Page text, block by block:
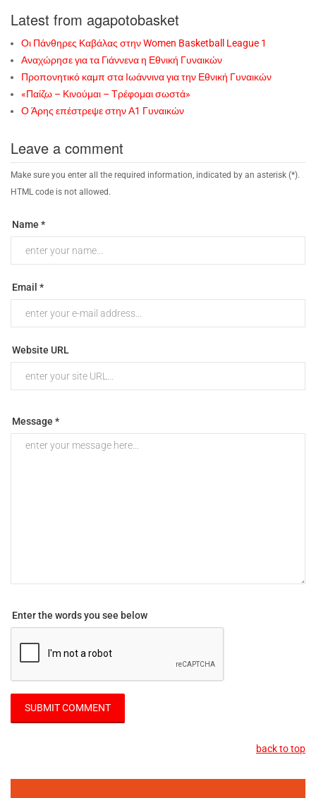
Latest from agapotobasket
Οι Πάνθηρες Καβάλας στην Women Basketball League 1
Αναχώρησε για τα Γιάννενα η Εθνική Γυναικών
Προπονητικό καμπ στα Ιωάννινα για την Εθνική Γυναικών
«Παίζω – Κινούμαι – Τρέφομαι σωστά»
Ο Άρης επέστρεψε στην Α1 Γυναικών
Leave a comment
Make sure you enter all the required information, indicated by an asterisk (*).
HTML code is not allowed.
Name *
Email *
Website URL
Message *
Enter the words you see below
back to top